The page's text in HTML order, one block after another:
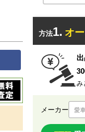
方法1. オ
み
メーカー 愛